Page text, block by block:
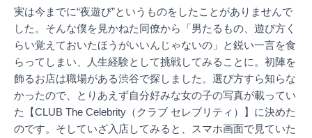
実は今までに“夜遊び”というものをしたことがありませんで
した。そんな僕を見かねた同僚から「男たるもの、遊び方く
らい覚えておいたほうがいいんじゃないの」と鋭い一言を食
らってしまい、人生経験として挑戦してみることに。初陣を
飾るお店は職場がある渋谷で探しました。選び方すら知らな
かったので、とりあえず自分好みな女の子の写真が載ってい
た【CLUB The Celebrity（クラブ セレブリティ）】に決めた
のです。そしていざ入店してみると、スマホ画面で見ていた